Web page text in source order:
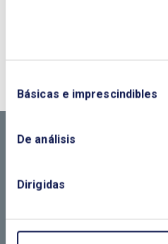
Básicas e imprescindibles
De análisis
Dirigidas